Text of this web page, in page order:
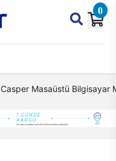
0
Casper Masaüstü Bilgisayar